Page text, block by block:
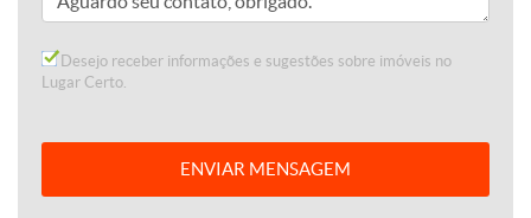
Desejo receber informações e sugestões sobre imóveis no
Lugar Certo.
ENVIAR MENSAGEM